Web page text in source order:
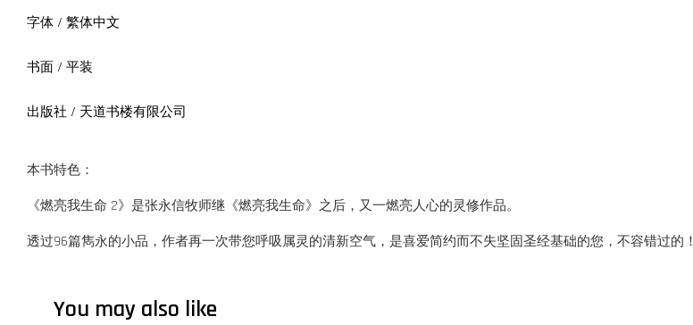
字体 / 繁体中文
书面 / 平装
出版社 / 天道书楼有限公司
本书特色：
《燃亮我生命 2》是张永信牧师继《燃亮我生命》之后，又一燃亮人心的灵修作品。
透过96篇雋永的小品，作者再一次带您呼吸属灵的清新空气，是喜爱简约而不失坚固圣经基础的您，不容错过的！
You may also like